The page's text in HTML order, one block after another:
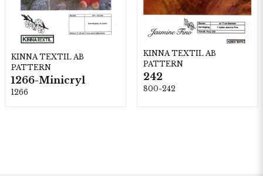
KINNA TEXTIL AB
PATTERN
1266-Minicryl
1266
KINNA TEXTIL AB
PATTERN
242
800-242